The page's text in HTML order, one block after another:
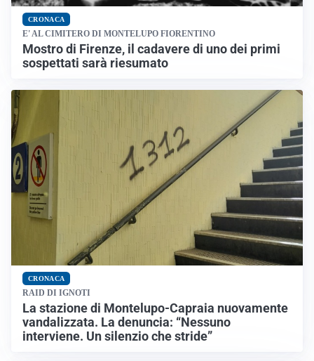
CRONACA
E' AL CIMITERO DI MONTELUPO FIORENTINO
Mostro di Firenze, il cadavere di uno dei primi
sospettati sarà riesumato
CRONACA
RAID DI IGNOTI
La stazione di Montelupo-Capraia nuovamente
vandalizzata. La denuncia: “Nessuno
interviene. Un silenzio che stride”